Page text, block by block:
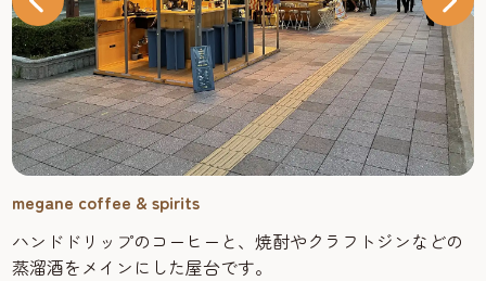
megane coffee & spirits
ハンドドリップのコーヒーと、焼酎やクラフトジンなどの
蒸溜酒をメインにした屋台です。